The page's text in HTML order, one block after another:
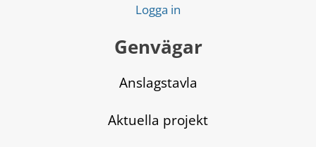
Logga in
Genvägar
Anslagstavla
Aktuella projekt